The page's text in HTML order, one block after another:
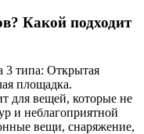
Какой подходит
3 типа: Открытая
площадка.
для вещей, которые не
и неблагоприятной
вещи, снаряжение,